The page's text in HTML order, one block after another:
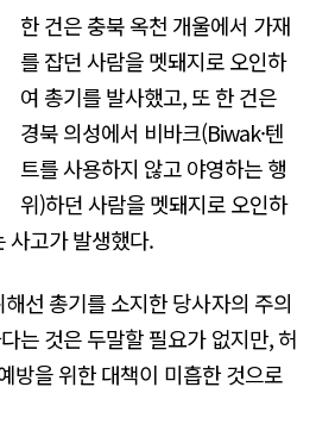
한 건은 충북 옥천 개울에서 가재
를 잡던 사람을 멧돼지로 오인하
여 총기를 발사했고, 또 한 건은
경북 의성에서 비바크(Biwak·텐
트를 사용하지 않고 야영하는 행
위)하던 사람을 멧돼지로 오인하
사고가 발생했다.
선 총기를 소지한 당사자의 주의
는 것은 두말할 필요가 없지만, 허
방을 위한 대책이 미흡한 것으로